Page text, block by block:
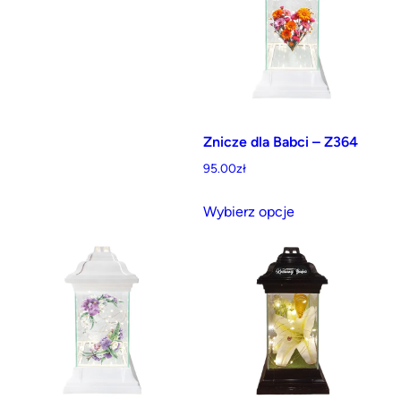
Znicze dla Babci – Z364
95.00zł
Wybierz opcje
ma
wiele
wariantów.
Opcje
można
wybrać
na